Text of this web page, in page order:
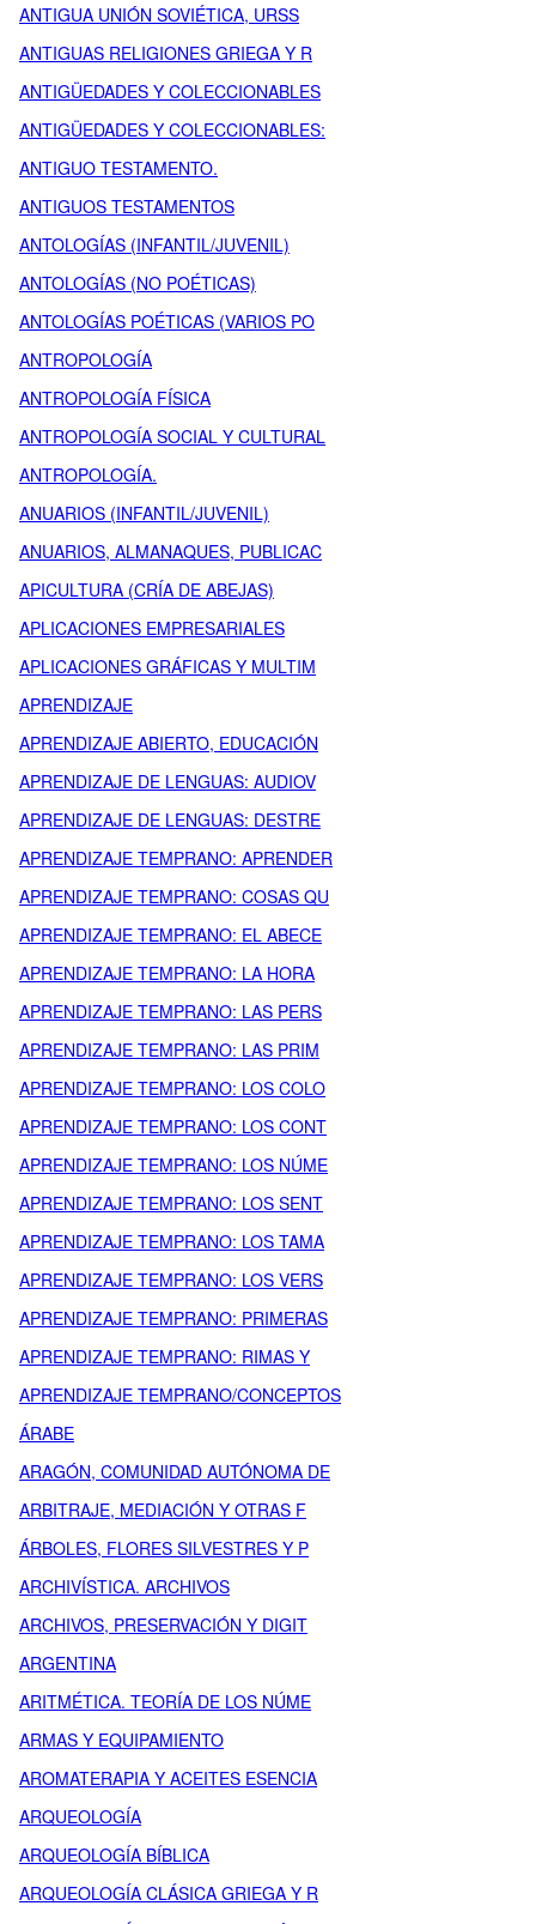
ANTIGUA UNIÓN SOVIÉTICA, URSS
ANTIGUAS RELIGIONES GRIEGA Y R
ANTIGÜEDADES Y COLECCIONABLES
ANTIGÜEDADES Y COLECCIONABLES:
ANTIGUO TESTAMENTO.
ANTIGUOS TESTAMENTOS
ANTOLOGÍAS (INFANTIL/JUVENIL)
ANTOLOGÍAS (NO POÉTICAS)
ANTOLOGÍAS POÉTICAS (VARIOS PO
ANTROPOLOGÍA
ANTROPOLOGÍA FÍSICA
ANTROPOLOGÍA SOCIAL Y CULTURAL
ANTROPOLOGÍA.
ANUARIOS (INFANTIL/JUVENIL)
ANUARIOS, ALMANAQUES, PUBLICAC
APICULTURA (CRÍA DE ABEJAS)
APLICACIONES EMPRESARIALES
APLICACIONES GRÁFICAS Y MULTIM
APRENDIZAJE
APRENDIZAJE ABIERTO, EDUCACIÓN
APRENDIZAJE DE LENGUAS: AUDIOV
APRENDIZAJE DE LENGUAS: DESTRE
APRENDIZAJE TEMPRANO: APRENDER
APRENDIZAJE TEMPRANO: COSAS QU
APRENDIZAJE TEMPRANO: EL ABECE
APRENDIZAJE TEMPRANO: LA HORA
APRENDIZAJE TEMPRANO: LAS PERS
APRENDIZAJE TEMPRANO: LAS PRIM
APRENDIZAJE TEMPRANO: LOS COLO
APRENDIZAJE TEMPRANO: LOS CONT
APRENDIZAJE TEMPRANO: LOS NÚME
APRENDIZAJE TEMPRANO: LOS SENT
APRENDIZAJE TEMPRANO: LOS TAMA
APRENDIZAJE TEMPRANO: LOS VERS
APRENDIZAJE TEMPRANO: PRIMERAS
APRENDIZAJE TEMPRANO: RIMAS Y
APRENDIZAJE TEMPRANO/CONCEPTOS
ÁRABE
ARAGÓN, COMUNIDAD AUTÓNOMA DE
ARBITRAJE, MEDIACIÓN Y OTRAS F
ÁRBOLES, FLORES SILVESTRES Y P
ARCHIVÍSTICA. ARCHIVOS
ARCHIVOS, PRESERVACIÓN Y DIGIT
ARGENTINA
ARITMÉTICA. TEORÍA DE LOS NÚME
ARMAS Y EQUIPAMIENTO
AROMATERAPIA Y ACEITES ESENCIA
ARQUEOLOGÍA
ARQUEOLOGÍA BÍBLICA
ARQUEOLOGÍA CLÁSICA GRIEGA Y R